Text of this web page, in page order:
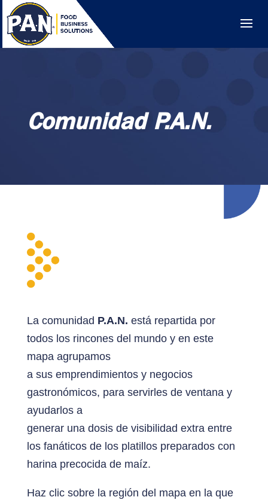
Comunidad P.A.N.
La comunidad P.A.N. está repartida por
todos los rincones del mundo y en este
mapa agrupamos
a sus emprendimientos y negocios
gastronómicos, para servirles de ventana y
ayudarlos a
generar una dosis de visibilidad extra entre
los fanáticos de los platillos preparados con
harina precocida de maíz.
Haz clic sobre la región del mapa en la que